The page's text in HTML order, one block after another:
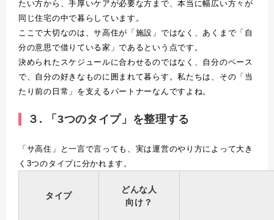
たい方から、手厚いケアが必要な方まで、本当に幅広い方々が
同じ住宅の中で暮らしています。
ここで大切なのは、サ高住が「施設」ではなく、あくまで「自
分の意思で借りている家」であるという点です。
決められたスケジュールに合わせるのではなく、自分のペース
で、自分の好きなものに囲まれて暮らす。私たちは、その「当
たり前の日常」を支えるパートナーなんですよね。
３. 「3つのタイプ」を整理する
「サ高住」と一言で言っても、実は運営のやり方によって大き
く 3つのタイプに分かれます。
タイプ
どんな人
向け？